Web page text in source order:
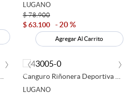
644937
LUGANO
$ 78.900
$63.100 20 %
Agregar Al Carrito
› ‹ ›
Canguro Riñonera Deportiva Y
LUGANO